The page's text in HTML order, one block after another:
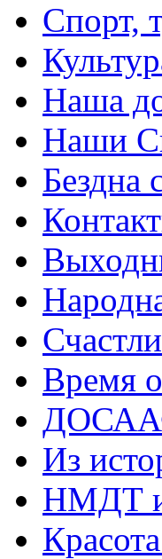
Спорт,
Наша
Наши
Бездна
Время
Из
НМДТ